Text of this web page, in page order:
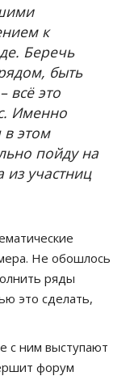
к
Беречь
быть
всё это
Именно
в этом
пойду на
участниц
Не обошлось
ряды
это сделать,
с ним выступают
форум